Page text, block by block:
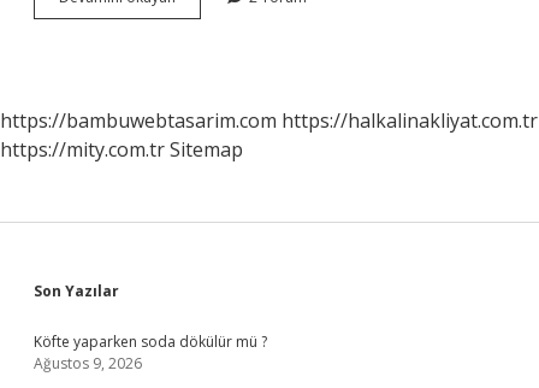
ücreti
?
https://bambuwebtasarim.com https://halkalinakliyat.com.tr
https://mity.com.trSitemap
Sidebar
Son Yazılar
Köfte yaparken soda dökülür mü ?
Ağustos 9, 2026